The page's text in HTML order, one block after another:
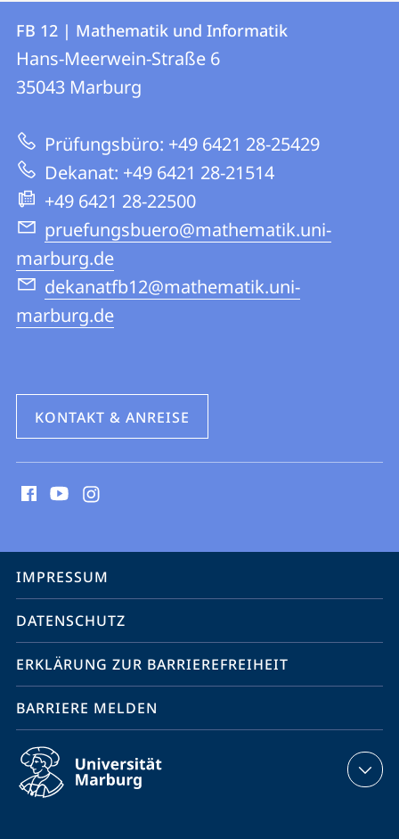
Kontakt
und
Informationen
zur
Website
Kontaktinformationen
FB
12
|
Mathematik
und
Informatik
FB 12 | Mathematik und Informatik
Hans-Meerwein-Straße 6
35043 Marburg
Prüfungsbüro: +49 6421 28-25429
Dekanat: +49 6421 28-21514
+49 6421 28-22500
pruefungsbuero@mathematik.uni-
marburg.de
dekanatfb12@mathematik.uni-
marburg.de
KONTAKT & ANREISE
Media
Service-
Navigation
IMPRESSUM
DATENSCHUTZ
ERKLÄRUNG ZUR BARRIEREFREIHEIT
BARRIERE MELDEN